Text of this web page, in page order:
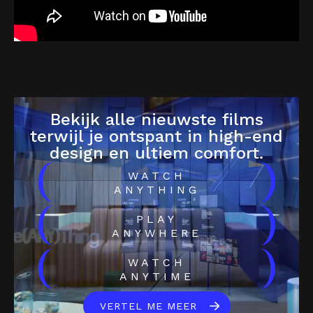
Bekijk alle nieuwste films
terwijl je ontspant in high-end
design en ultiem comfort.
(
WATCH
ANYTHING
)
(
PLAY
ANYWHERE
)
(
WATCH
ANYTIME
)
VERTEL ME MEER